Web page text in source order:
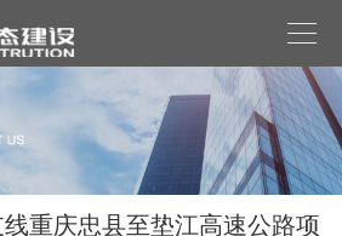

重庆忠县至垫江高速公路项